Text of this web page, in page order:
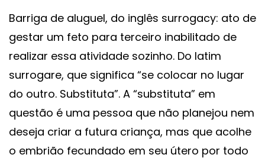
Barriga de aluguel, do inglês surrogacy: ato de
gestar um feto para terceiro inabilitado de
realizar essa atividade sozinho. Do latim
surrogare, que significa “se colocar no lugar
do outro. Substituta”. A “substituta” em
questão é uma pessoa que não planejou nem
deseja criar a futura criança, mas que acolhe
o embrião fecundado em seu útero por todo